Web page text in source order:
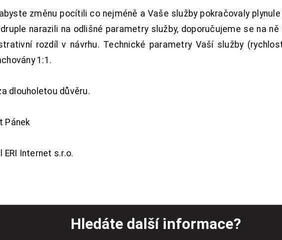
změnu pocítili co nejméně a Vaše služby pokračovaly
narazili na odlišné parametry služby, doporučujeme se na
rozdíl v návrhu. Technické parametry Vaší služby
1:1.
dlouholetou důvěru.
Pánek
Internet s.r.o.
Hledáte další informace?